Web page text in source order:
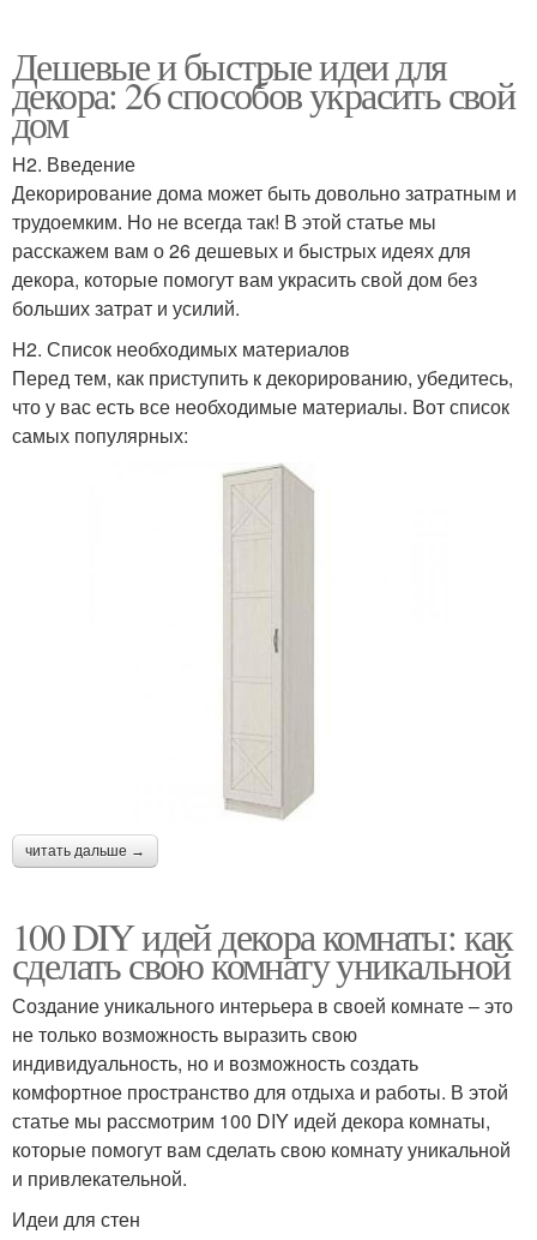
Дешевые и быстрые идеи для
декора: 26 способов украсить свой
дом
H2. Введение
Декорирование дома может быть довольно затратным и
трудоемким. Но не всегда так! В этой статье мы
расскажем вам о 26 дешевых и быстрых идеях для
декора, которые помогут вам украсить свой дом без
больших затрат и усилий.
H2. Список необходимых материалов
Перед тем, как приступить к декорированию, убедитесь,
что у вас есть все необходимые материалы. Вот список
самых популярных:
читать дальше →
100 DIY идей декора комнаты: как
сделать свою комнату уникальной
Создание уникального интерьера в своей комнате – это
не только возможность выразить свою
индивидуальность, но и возможность создать
комфортное пространство для отдыха и работы. В этой
статье мы рассмотрим 100 DIY идей декора комнаты,
которые помогут вам сделать свою комнату уникальной
и привлекательной.
Идеи для стен